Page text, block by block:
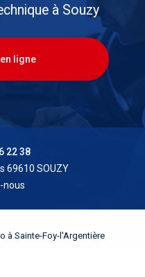
à Souzy
ligne
22 38
69610 SOUZY
nous
à Sainte-Foy-l'Argentière